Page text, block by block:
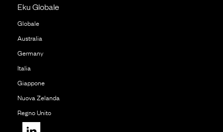
Eku Globale
Globale
Australia
Germany
Italia
Giappone
Nuova Zelanda
Regno Unito